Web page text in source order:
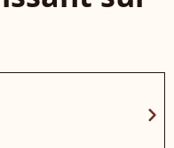
chevron_right